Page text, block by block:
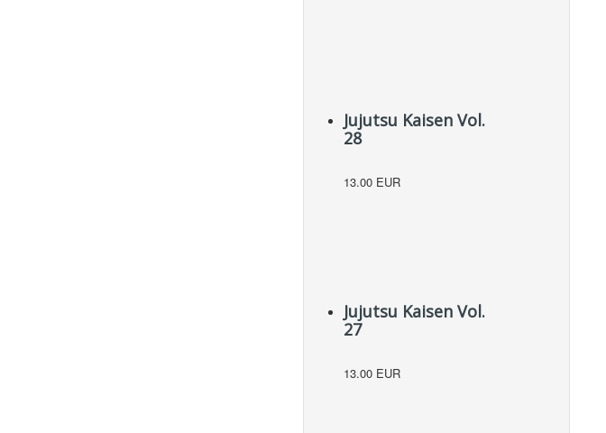
Jujutsu Kaisen Vol.
28
13.00 EUR
Jujutsu Kaisen Vol.
27
13.00 EUR